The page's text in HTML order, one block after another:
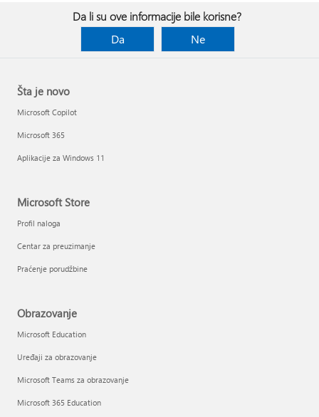
Da li su ove informacije bile korisne?
Da
Ne
Šta je novo
Microsoft Copilot
Microsoft 365
Aplikacije za Windows 11
Microsoft Store
Profil naloga
Centar za preuzimanje
Praćenje porudžbine
Obrazovanje
Microsoft Education
Uređaji za obrazovanje
Microsoft Teams za obrazovanje
Microsoft 365 Education